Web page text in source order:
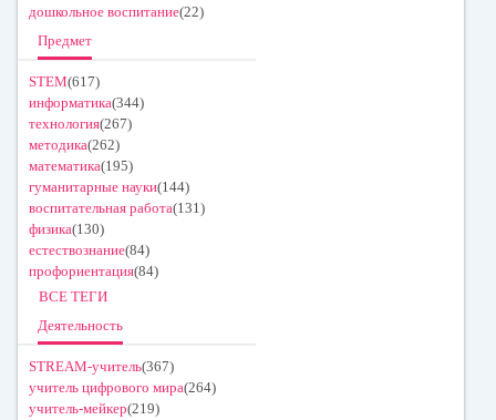
дошкольное воспитание(22)
Предмет
STEM(617)
информатика(344)
технология(267)
методика(262)
математика(195)
гуманитарные науки(144)
воспитательная работа(131)
физика(130)
естествознание(84)
профориентация(84)
ВСЕ ТЕГИ
Деятельность
STREAM-учитель(367)
учитель цифрового мира(264)
учитель-мейкер(219)